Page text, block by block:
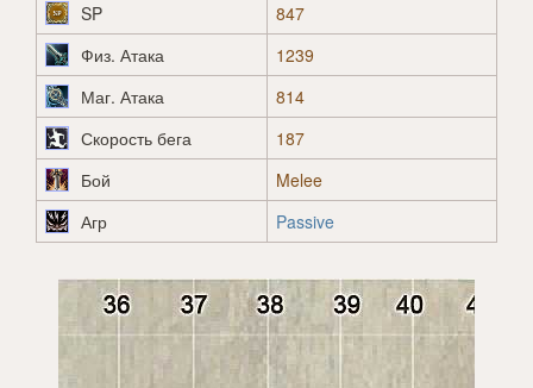
SP
847
Физ. Атака
1239
Маг. Атака
814
Скорость бега
187
Бой
Melee
Агр
Passive